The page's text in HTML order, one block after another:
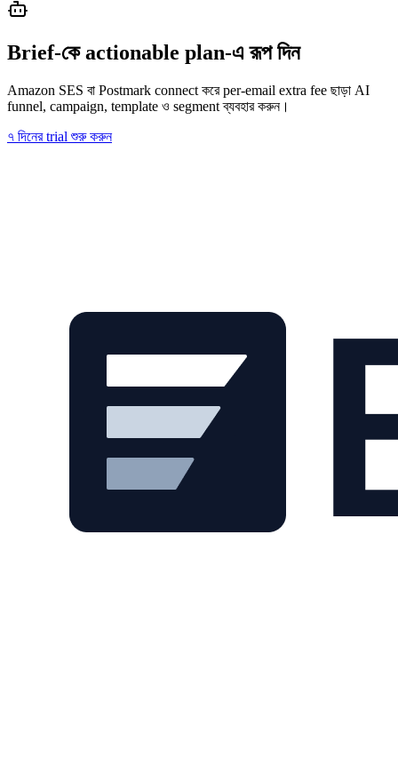
Brief-কে actionable plan-এ রূপ দিন
Amazon SES বা Postmark connect করে per-email extra fee ছাড়া AI
funnel, campaign, template ও segment ব্যবহার করুন।
৭ দিনের trial শুরু করুন